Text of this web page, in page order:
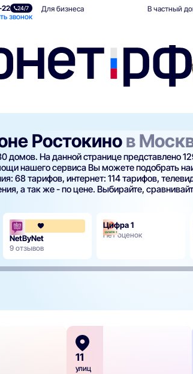
22 24/7
звонок
Для бизнеса В частный
Ростокинов
домов. На данной странице представлено
нашего сервиса Вы можете подобрать
68 тарифов, интернет: 114 тарифов,
а так же - по цене. Выбирайте,
3.6 3.7
NetByNet
9 отзывов
Цифра 1
Нет оценок
11
улиц